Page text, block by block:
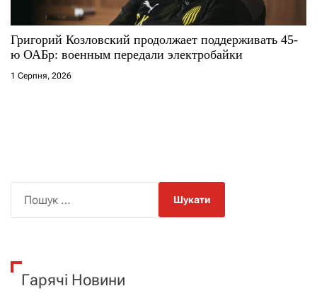
Григорий Козловский продолжает поддерживать 45-
ю ОАБр: военным передали электробайки
1 Серпня, 2026
к
Гарячі Новини